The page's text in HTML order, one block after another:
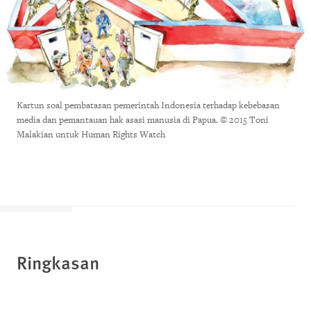
Kartun soal pembatasan pemerintah Indonesia terhadap kebebasan
media dan pemantauan hak asasi manusia di Papua. © 2015 Toni
Malakian untuk Human Rights Watch
Ringkasan